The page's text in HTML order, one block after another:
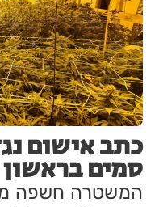
כתב אישום
סמים בראשון
המשטרה חשפה